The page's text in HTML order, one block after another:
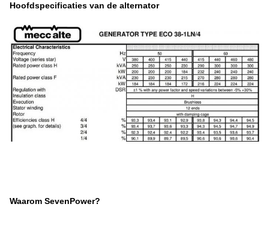
Hoofdspecificaties van de alternator
Waarom SevenPower?